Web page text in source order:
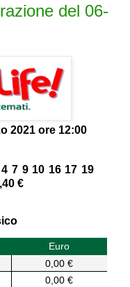
del 06-
2021 ore 12:00
7 9 10 16 17 19
€
Euro
0,00 €
0,00 €